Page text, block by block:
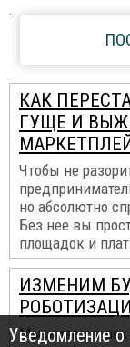
.
КАК
ГУЩЕ И
Чтобы не
но абсолютно
Без нее вы
площадок и
ИЗМЕНИМ
Мы живем в век
Уведомление о